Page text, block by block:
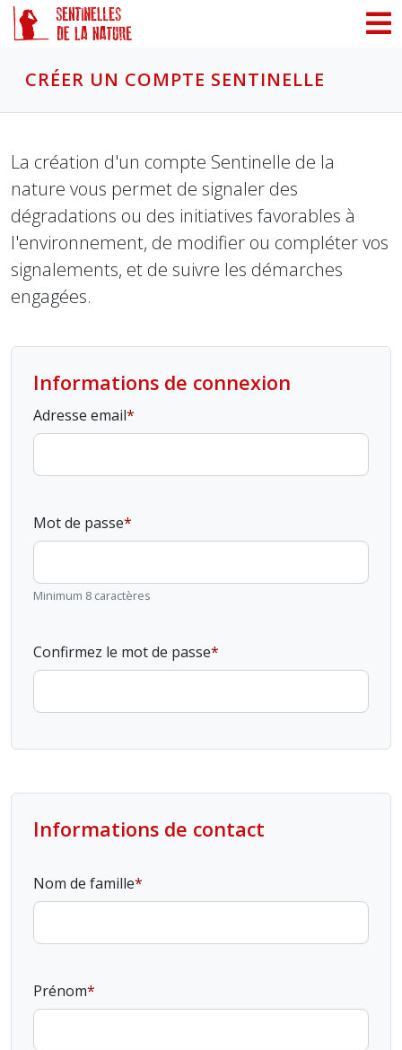
CRÉER UN COMPTE SENTINELLE
La création d'un compte Sentinelle de la
nature vous permet de signaler des
dégradations ou des initiatives favorables à
l'environnement, de modifier ou compléter vos
signalements, et de suivre les démarches
engagées.
Informations de connexion
Adresse email
Mot de passe
Minimum 8 caractères
Confirmez le mot de passe
Informations de contact
Nom de famille
Prénom
Panneau de gestion des cookies